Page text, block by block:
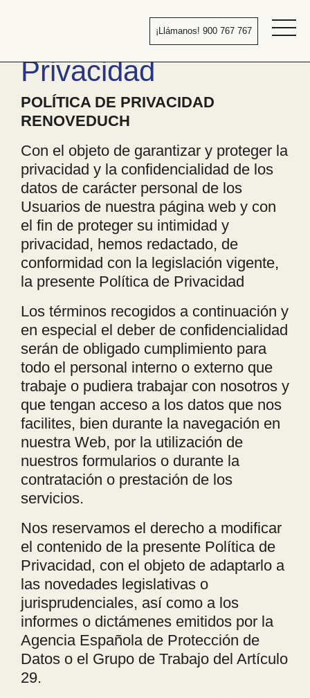
por
ducha
¡Llámanos! 900 767 767
Privacidad
POLÍTICA DE PRIVACIDAD
RENOVEDUCH
Con el objeto de garantizar y proteger la
privacidad y la confidencialidad de los
datos de carácter personal de los
Usuarios de nuestra página web y con
el fin de proteger su intimidad y
privacidad, hemos redactado, de
conformidad con la legislación vigente,
la presente Política de Privacidad
Los términos recogidos a continuación y
en especial el deber de confidencialidad
serán de obligado cumplimiento para
todo el personal interno o externo que
trabaje o pudiera trabajar con nosotros y
que tengan acceso a los datos que nos
facilites, bien durante la navegación en
nuestra Web, por la utilización de
nuestros formularios o durante la
contratación o prestación de los
servicios.
Nos reservamos el derecho a modificar
el contenido de la presente Política de
Privacidad, con el objeto de adaptarlo a
las novedades legislativas o
jurisprudenciales, así como a los
informes o dictámenes emitidos por la
Agencia Española de Protección de
Datos o el Grupo de Trabajo del Artículo
29.